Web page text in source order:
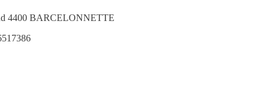
4400 BARCELONNETTE